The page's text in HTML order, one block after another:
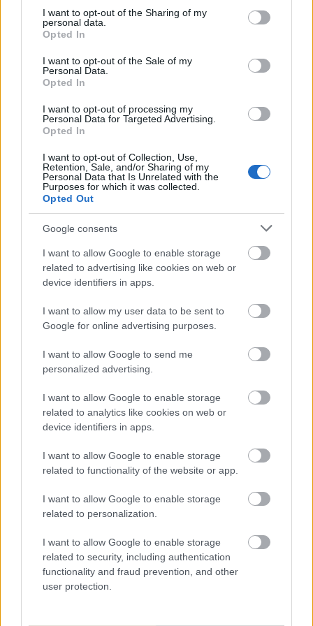
not limited to your visit or usage behaviour. You may click to
grant or deny consent to Google and its third-party tags to
use your data for below specified purposes in below Google
consent section.
I want to opt-out of the Sharing of my
personal data.
Opted In
I want to opt-out of the Sale of my
Personal Data.
Opted In
I want to opt-out of processing my
Personal Data for Targeted Advertising.
Opted In
I want to opt-out of Collection, Use,
Retention, Sale, and/or Sharing of my
Personal Data that Is Unrelated with the
Purposes for which it was collected.
Opted Out
Google consents
I want to allow Google to enable storage
related to advertising like cookies on web or
device identifiers in apps.
I want to allow my user data to be sent to
Google for online advertising purposes.
I want to allow Google to send me
personalized advertising.
I want to allow Google to enable storage
related to analytics like cookies on web or
device identifiers in apps.
I want to allow Google to enable storage
related to functionality of the website or app.
I want to allow Google to enable storage
related to personalization.
I want to allow Google to enable storage
related to security, including authentication
functionality and fraud prevention, and other
user protection.
Close-up ng isang naliliwanagan ng araw na mata ng
tao na may berde-asul-hazel na iris, matutulis na
pattern, pinpoint na pupil, malambot na blur na
background.
I-click o i-tap ang larawan para sa karagdagang
impormasyon at mas mataas na resolution.
Maaaring Pagbutihin ang
Memorya, Atensyon, at Mood
Ipinapakita ng mga pag-aaral na ang mga ubas ay
makakatulong na mapabuti ang memorya at
atensyon. Naglalaman ang mga ito ng isang
Nakakatulong ito na protektahan ang utak mula sa
pinsalang dulot ng oxidative stress, na iniuugnay sa
Alzheimer's.
Ang pagkain ng ubas ay maaari ring magpabuti ng
iyong pakiramdam. Mayroon itong natural na asukal
na mabilis na nagbibigay sa iyo ng enerhiya. Dahil
dito, mainam itong meryenda para mapabuti ang
iyong kalooban at pokus.
Maaaring Suportahan ang
Kalusugan ng Buto
Ang pagpapanatiling malakas ng mga buto ay susi
sa mabuting kalusugan, at malaki ang maitutulong
ng mga ubas. Mayaman ang mga ito sa mga
sustansya tulad ng bitamina K, magnesium, at
potassium. Nakakatulong ang mga ito na
mapanatiling siksik at malusog ang mga buto.
Ipinahihiwatig ng mga pag-aaral na ang resveratrol